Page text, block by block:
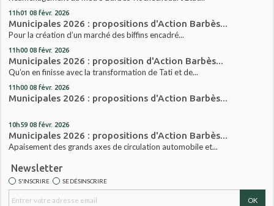
11h01 08 févr. 2026
Municipales 2026 : propositions d'Action Barbès...
Pour la création d’un marché des biffins encadré...
11h00 08 févr. 2026
Municipales 2026 : proposition d'Action Barbès...
Qu’on en finisse avec la transformation de Tati et de...
11h00 08 févr. 2026
Municipales 2026 : propositions d'Action Barbès...
10h59 08 févr. 2026
Municipales 2026 : propositions d'Action Barbès...
Apaisement des grands axes de circulation automobile et...
Newsletter
S'INSCRIRE SE DÉSINSCRIRE